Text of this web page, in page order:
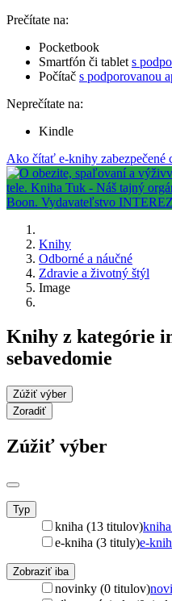
Prečítate na:
Pocketbook
Smartfón či tablet s
Počítač s podporovanou
Neprečítate na:
Kindle
Ako čítať e-knihy zabezpečené
Knihy
Odborné a náučné
Zdravie a životný štýl
Image
Knihy z kategórie
sebavedomie
Zúžiť výber
Zoradiť
Zúžiť výber
Typ
kniha (13 titulov)kniha
e-kniha (3 tituly)e-
Zobraziť iba
novinky (0 titulov)